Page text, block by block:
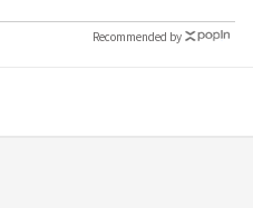
Recommended by